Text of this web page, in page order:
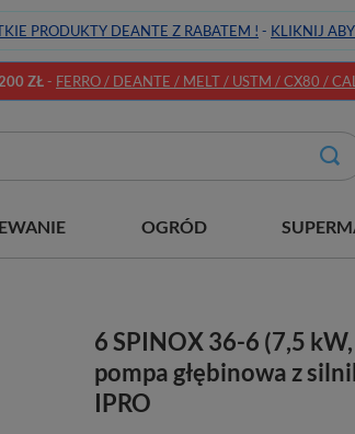
PRODUKTY DEANTE Z RABATEM ! - KLIKNIJ
ZŁ- FERRO / DEANTE / MELT / USTM / CX80 /
OGRÓD
6 SPINOX 36-6 (7,5
pompa głębinowa z
IPRO